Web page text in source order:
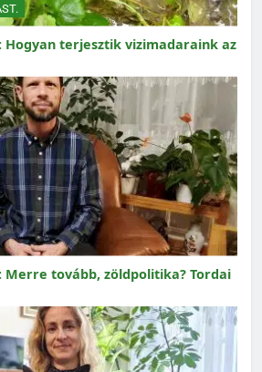
Hogyan terjesztik vizimadaraink az
Merre tovább, zöldpolitika? Tordai